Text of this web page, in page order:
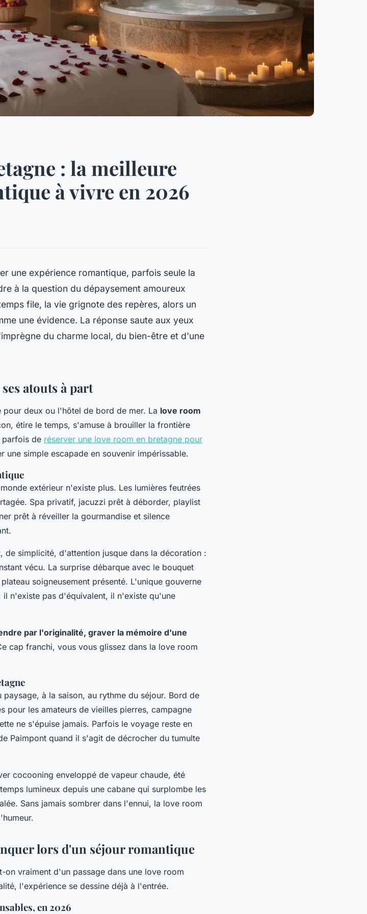
: la meilleure
à vivre en 2026
une expérience romantique, parfois seule la
à la question du dépaysement amoureux
file, la vie grignote des repères, alors un
une évidence. La réponse saute aux yeux
du charme local, du bien-être et d'une
atouts à part
deux ou l'hôtel de bord de mer. La love room
étire le temps, s'amuse à brouiller la frontière
parfois de réserver une love room en bretagne pour
une simple escapade en souvenir impérissable.
extérieur n'existe plus. Les lumières feutrées
Spa privatif, jacuzzi prêt à déborder, playlist
prêt à réveiller la gourmandise et silence
, de simplicité, d'attention jusque dans la décoration :
vécu. La surprise débarque avec le bouquet
soigneusement présenté. L'unique gouverne
n'existe pas d'équivalent, il n'existe qu'une
par l'originalité, graver la mémoire d'une
cap franchi, vous vous glissez dans la love room
à la saison, au rythme du séjour. Bord de
pour les amateurs de vieilles pierres, campagne
ne s'épuise jamais. Parfois le voyage reste en
Paimpont quand il s'agit de décrocher du tumulte
cocooning enveloppé de vapeur chaude, été
lumineux depuis une cabane qui surplombe les
. Sans jamais sombrer dans l'ennui, la love room
lors d'un séjour romantique
on vraiment d'un passage dans une love room
l'expérience se dessine déjà à l'entrée.
en 2026